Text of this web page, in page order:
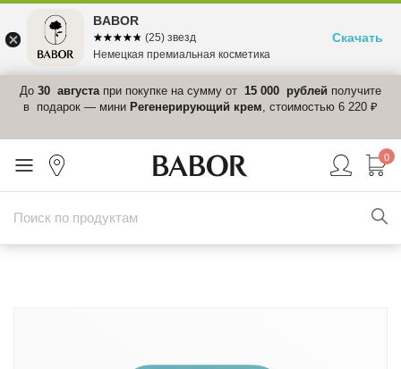
До 30 августапри покупке на сумму от 15 000 рублей получите
в подарок — мини Регенерирующий крем, стоимостью 6 220 ₽
0
BABOR
☆☆☆☆☆
★★★★★ (25) звезд
Немецкая премиальная косметика
Скачать